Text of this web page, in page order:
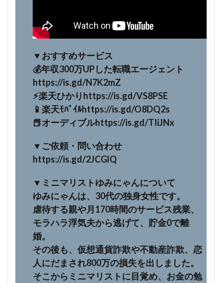
▼おすすめサービス
💰年収300万UPした転職エージェント
https://is.gd/N7K2mZ
⚡️楽天ひかりhttps://is.gd/VS8PSE
📱楽天ﾓﾊﾞｲﾙhttps://is.gd/O8DQ2s
📕オーディブルhttps://is.gd/TIiJNx
▼ご依頼・問い合わせ
https://is.gd/2JCGlQ
▼ミニマリストゆみにゃんについて
ゆみにゃんは、30代の独身女性です。
虐待する親や月170時間のサービス残業、
モラハラ浮気夫から逃げて、貯金0で離
婚。
その後も、仮想通貨詐欺や不動産詐欺、恋
人にだまされ800万の損失を出しました。
そこからミニマリストに目覚め、お金の勉